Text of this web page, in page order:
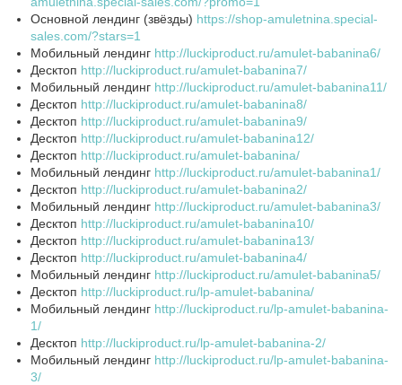
Основной лендинг (звёзды) https://shop-amuletnina.special-
sales.com/?stars=1
Мобильный лендинг http://luckiproduct.ru/amulet-babanina6/
Десктоп http://luckiproduct.ru/amulet-babanina7/
Мобильный лендинг http://luckiproduct.ru/amulet-babanina11/
Десктоп http://luckiproduct.ru/amulet-babanina8/
Десктоп http://luckiproduct.ru/amulet-babanina9/
Десктоп http://luckiproduct.ru/amulet-babanina12/
Десктоп http://luckiproduct.ru/amulet-babanina/
Мобильный лендинг http://luckiproduct.ru/amulet-babanina1/
Десктоп http://luckiproduct.ru/amulet-babanina2/
Мобильный лендинг http://luckiproduct.ru/amulet-babanina3/
Десктоп http://luckiproduct.ru/amulet-babanina10/
Десктоп http://luckiproduct.ru/amulet-babanina13/
Десктоп http://luckiproduct.ru/amulet-babanina4/
Мобильный лендинг http://luckiproduct.ru/amulet-babanina5/
Десктоп http://luckiproduct.ru/lp-amulet-babanina/
Мобильный лендинг http://luckiproduct.ru/lp-amulet-babanina-
1/
Десктоп http://luckiproduct.ru/lp-amulet-babanina-2/
Мобильный лендинг http://luckiproduct.ru/lp-amulet-babanina-
3/